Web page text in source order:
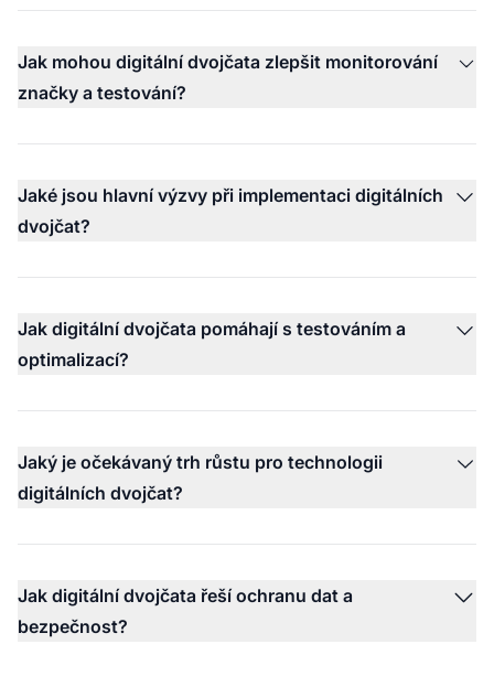
Jak mohou digitální dvojčata zlepšit monitorování
značky a testování?
Jaké jsou hlavní výzvy při implementaci digitálních
dvojčat?
Jak digitální dvojčata pomáhají s testováním a
optimalizací?
Jaký je očekávaný trh růstu pro technologii
digitálních dvojčat?
Jak digitální dvojčata řeší ochranu dat a
bezpečnost?